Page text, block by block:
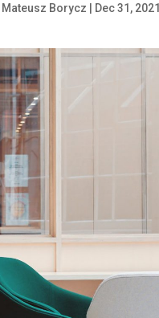
Mateusz Borycz Dec 31, 2021